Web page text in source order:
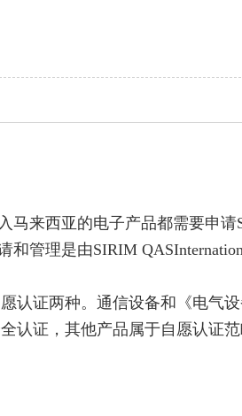
马来西亚的电子产品都需要申
管理是由SIRIM
认证两种。通信设备和《电气
认证，其他产品属于自愿认证